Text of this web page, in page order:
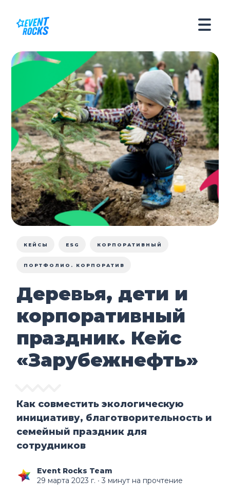
КЕЙСЫ ESG КОРПОРАТИВНЫЙ
ПОРТФОЛИО. КОРПОРАТИВ
Деревья, дети и
корпоративный
праздник. Кейс
«Зарубежнефть»
Как совместить экологическую
инициативу, благотворительность и
семейный праздник для
сотрудников
Event Rocks Team
29 марта 2023 г. ∙ 3 минут на прочтение